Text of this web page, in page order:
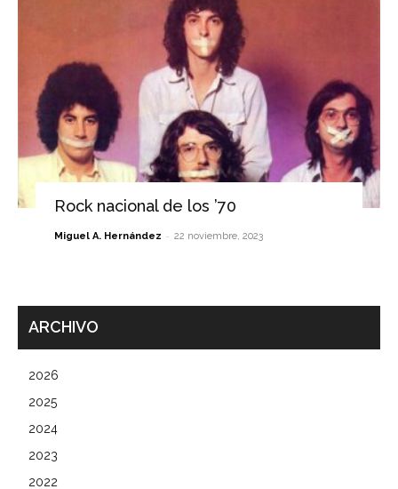
Rock nacional de los ’70
Miguel A. Hernández - 22 noviembre, 2023
ARCHIVO
2026
2025
2024
2023
2022